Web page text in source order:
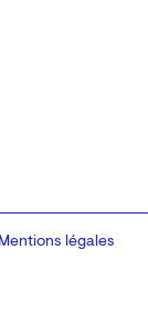
Mentions légales